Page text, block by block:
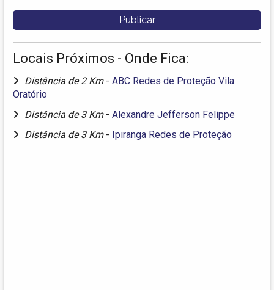
Locais Próximos - Onde Fica:
Distância de 2 Km - ABC Redes de Proteção Vila
Oratório
Distância de 3 Km - Alexandre Jefferson Felippe
Distância de 3 Km - Ipiranga Redes de Proteção